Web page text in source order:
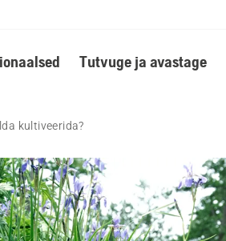
Tutvuge ja avastage
kultiveerida?